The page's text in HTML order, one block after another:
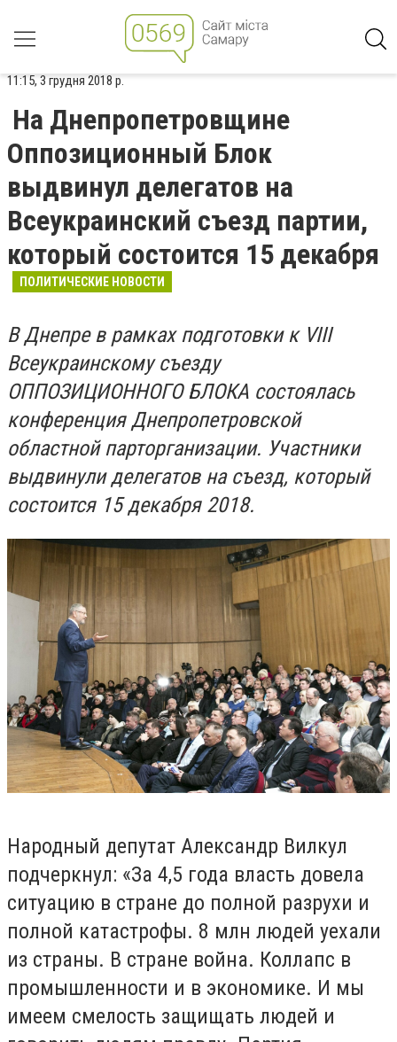
11:15, 3 грудня 2018 р.
На Днепропетровщине
Оппозиционный Блок
выдвинул делегатов на
Всеукраинский съезд партии,
который состоится 15 декабря
ПОЛИТИЧЕСКИЕ НОВОСТИ
В Днепре в рамках подготовки к VIII
Всеукраинскому съезду
ОППОЗИЦИОННОГО БЛОКА состоялась
конференция Днепропетровской
областной парторганизации. Участники
выдвинули делегатов на съезд, который
состоится 15 декабря 2018.
Народный депутат Александр Вилкул
подчеркнул: «За 4,5 года власть довела
ситуацию в стране до полной разрухи и
полной катастрофы. 8 млн людей уехали
из страны. В стране война. Коллапс в
промышленности и в экономике. И мы
имеем смелость защищать людей и